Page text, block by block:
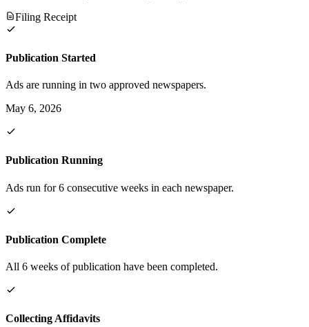
Filing Receipt
Publication Started
Ads are running in two approved newspapers.
May 6, 2026
Publication Running
Ads run for 6 consecutive weeks in each newspaper.
Publication Complete
All 6 weeks of publication have been completed.
Collecting Affidavits